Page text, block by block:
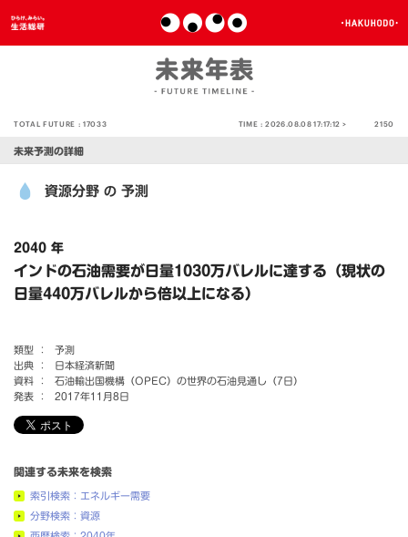
TOTAL FUTURE :17033 TIME :2026.08.08 17:17:12 > 2150
未来予測の詳細
資源分野 の 予測
2040 年
インドの石油需要が日量1030万バレルに達する（現状の
日量440万バレルから倍以上になる）
類型 ：
予測
出典 ：
日本経済新聞
資料 ：
石油輸出国機構（OPEC）の世界の石油見通し（7日）
発表 ：
2017年11月8日
関連する未来を検索
索引検索：エネルギー需要
分野検索：資源